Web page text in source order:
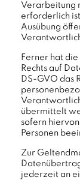
Verarbeitung
erforderlich
Ausübung
Ferner hat
Rechts auf
DS-GVO das
übermittelt
sofern
Personen
Zur
jederzeit an